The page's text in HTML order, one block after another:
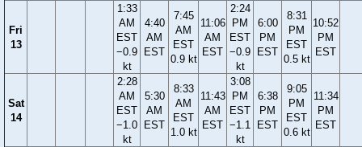
Fri
13
1:33
AM
EST
−0.9
kt
4:40
AM
EST
7:45
AM
EST
0.9 kt
11:06
AM
EST
2:24
PM
EST
−0.9
kt
6:00
PM
EST
8:31
PM
EST
0.5 kt
10:52
PM
EST
Sat
14
2:28
AM
EST
−1.0
kt
5:30
AM
EST
8:33
AM
EST
1.0 kt
11:43
AM
EST
3:08
PM
EST
−1.1
kt
6:38
PM
EST
9:05
PM
EST
0.6 kt
11:34
PM
EST